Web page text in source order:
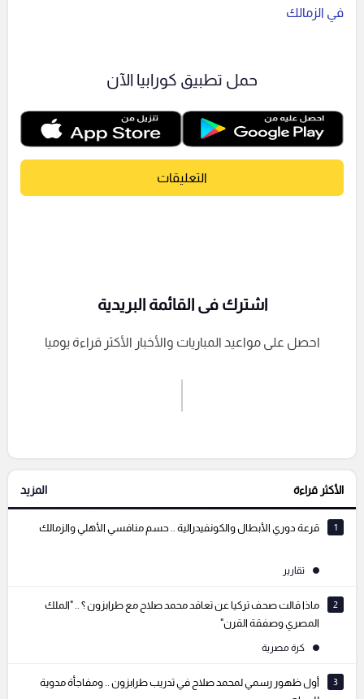
في الزمالك
حمل تطبيق كورابيا الآن
التعليقات
إرسال تعليق
التعليقات السابقة
اشترك فى القائمة البريدية
احصل على مواعيد المباريات والأخبار الأكثر قراءة يوميا
الأكثر قراءة المزيد
1 قرعة دوري الأبطال والكونفيدرالية .. حسم منافسي الأهلي والزمالك
تقارير
2
ماذا قالت صحف تركيا عن تعاقد محمد صلاح مع طرابزون ؟ .. "الملك
المصري وصفقة القرن"
كرة مصرية
3
أول ظهور رسمي لمحمد صلاح في تدريب طرابزون .. ومفاجأة مدوية